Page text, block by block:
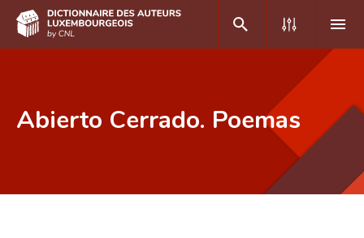
Abierto Cerrado. Poemas